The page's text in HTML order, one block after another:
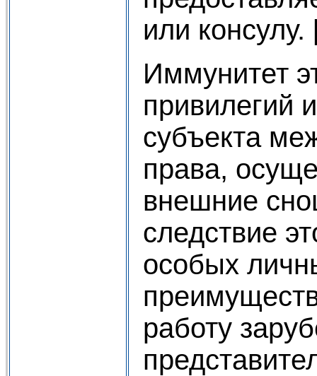
или
Иммунитет
привилегий
субъекта
права,
внешние
следствие
особых
работу